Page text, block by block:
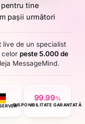
tine
pașii următori
live de un specialist
celor peste 5.000 de
MessageMind.
99.99%
DISPONIBILITATE GARANTATĂ